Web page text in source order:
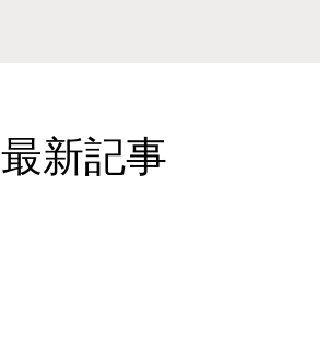
最新記事